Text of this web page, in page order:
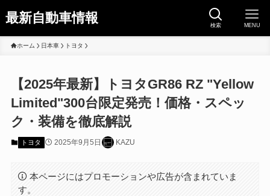
最新自動車情報 検索 MENU
ホーム 日本車 トヨタ
【2025年最新】トヨタGR86 RZ "Yellow
Limited"300台限定発売！価格・スペッ
ク・装備を徹底解説
トヨタ 2025年9月5日 KAZU
本ページにはプロモーションや広告が含まれていま
す。